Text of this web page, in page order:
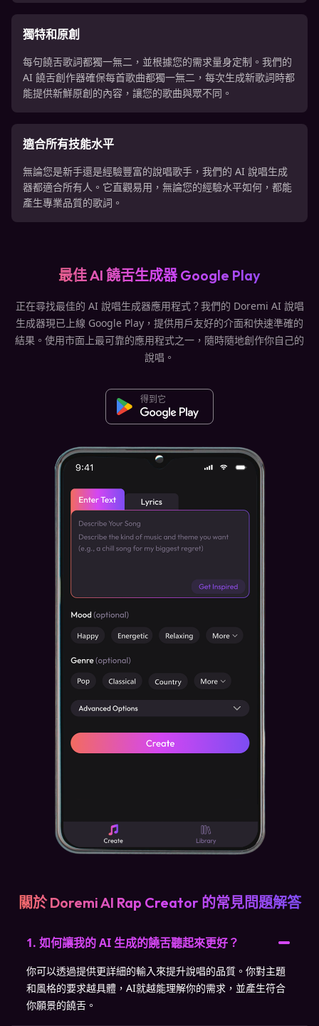
獨特和原創
每句饒舌歌詞都獨一無二，並根據您的需求量身定制。我們的
AI 饒舌創作器確保每首歌曲都獨一無二，每次生成新歌詞時都
能提供新鮮原創的內容，讓您的歌曲與眾不同。
適合所有技能水平
無論您是新手還是經驗豐富的說唱歌手，我們的 AI 說唱生成
器都適合所有人。它直觀易用，無論您的經驗水平如何，都能
產生專業品質的歌詞。
最佳 AI 饒舌生成器 Google Play
正在尋找最佳的 AI 說唱生成器應用程式？我們的 Doremi AI 說唱
生成器現已上線 Google Play，提供用戶友好的介面和快速準確的
結果。使用市面上最可靠的應用程式之一，隨時隨地創作你自己的
說唱。
得到它
關於 Doremi AI Rap Creator 的常見問題解答
1. 如何讓我的 AI 生成的饒舌聽起來更好？
你可以透過提供更詳細的輸入來提升說唱的品質。你對主題
和風格的要求越具體，AI就越能理解你的需求，並產生符合
你願景的饒舌。